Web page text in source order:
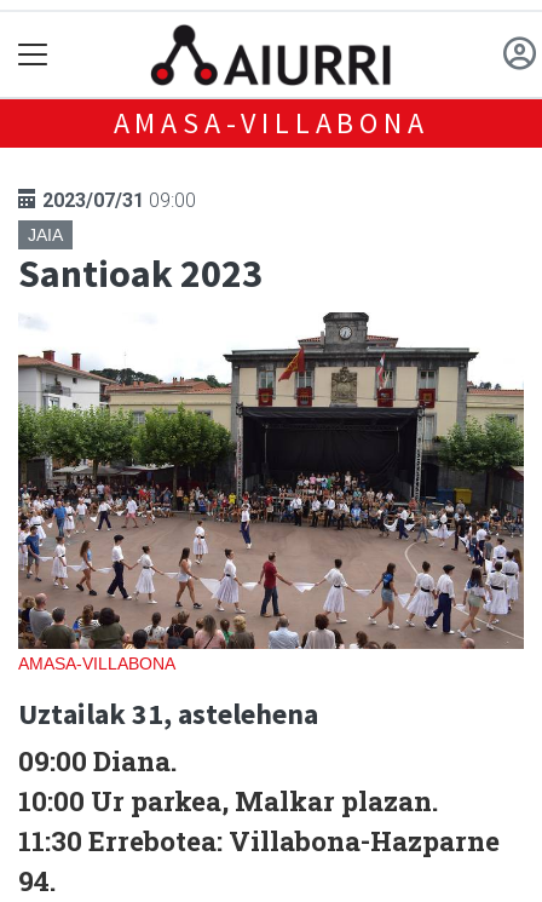
AMASA-VILLABONA
2023/07/31 09:00
JAIA
Santioak 2023
AMASA-VILLABONA
Uztailak 31, astelehena
09:00 Diana.
10:00 Ur parkea, Malkar plazan.
11:30 Errebotea: Villabona-Hazparne
94.